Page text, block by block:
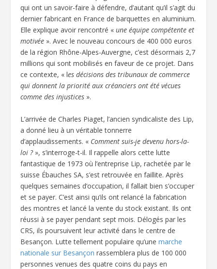
qui ont un savoir-faire à défendre, d’autant qu’il s’agit du
dernier fabricant en France de barquettes en aluminium.
Elle explique avoir rencontré « une équipe compétente et
motivée ». Avec le nouveau concours de 400 000 euros
de la région Rhône-Alpes-Auvergne, c’est désormais 2,7
millions qui sont mobilisés en faveur de ce projet. Dans
ce contexte, « les décisions des tribunaux de commerce
qui donnent la priorité aux créanciers ont été vécues
comme des injustices ».
L’arrivée de Charles Piaget, l’ancien syndicaliste des Lip,
a donné lieu à un véritable tonnerre
d’applaudissements. « Comment suis-je devenu hors-la-
loi ? », s’interroge-t-il. Il rappelle alors cette lutte
fantastique de 1973 où l’entreprise Lip, rachetée par le
suisse Ébauches SA, s’est retrouvée en faillite. Après
quelques semaines d’occupation, il fallait bien s’occuper
et se payer. C’est ainsi qu’ils ont relancé la fabrication
des montres et lancé la vente du stock existant. Ils ont
réussi à se payer pendant sept mois. Délogés par les
CRS, ils poursuivent leur activité dans le centre de
Besançon. Lutte tellement populaire qu’unemarche
nationale sur Besançon rassemblera plus de 100 000
personnes venues des quatre coins du pays en